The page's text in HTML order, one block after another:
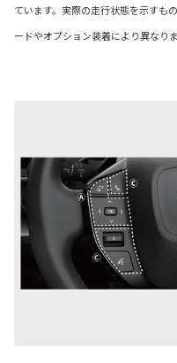
ています。実際の走行状態を示す
ードやオプション装着により異なりま